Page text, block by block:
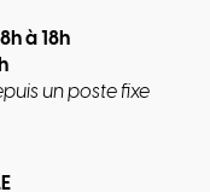
à 18h
un poste fixe